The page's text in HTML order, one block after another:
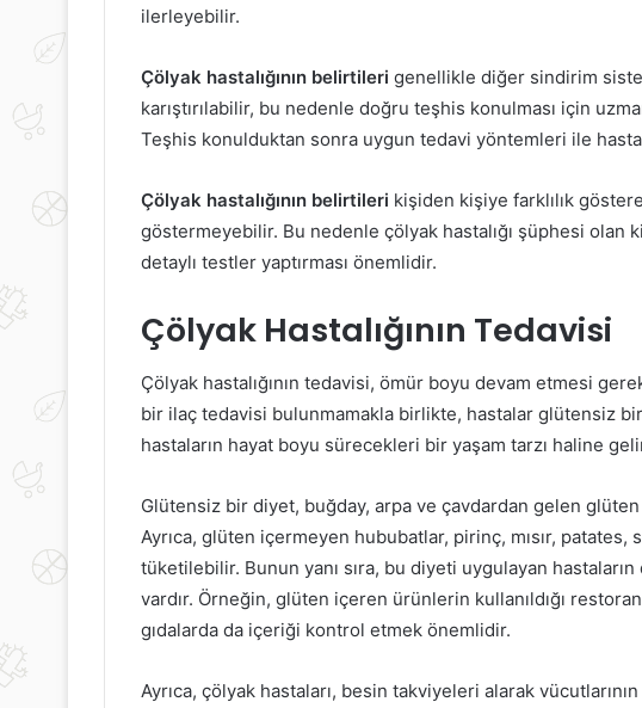
ilerleyebilir.
Çölyak hastalığının belirtileri genellikle diğer sindirim
karıştırılabilir, bu nedenle doğru teşhis konulması için
Teşhis konulduktan sonra uygun tedavi yöntemleri ile
Çölyak hastalığının belirtileri kişiden kişiye farklılık
göstermeyebilir. Bu nedenle çölyak hastalığı şüphesi olan
detaylı testler yaptırması önemlidir.
Çölyak Hastalığının Tedavisi
Çölyak hastalığının tedavisi, ömür boyu devam etmesi
bir ilaç tedavisi bulunmamakla birlikte, hastalar glütensiz
hastaların hayat boyu sürecekleri bir yaşam tarzı haline
Glütensiz bir diyet, buğday, arpa ve çavdardan gelen
Ayrıca, glüten içermeyen hububatlar, pirinç, mısır,
tüketilebilir. Bunun yanı sıra, bu diyeti uygulayan
vardır. Örneğin, glüten içeren ürünlerin kullanıldığı
gıdalarda da içeriği kontrol etmek önemlidir.
Ayrıca, çölyak hastaları, besin takviyeleri alarak
17 Ekim 2022
Anestezide yan etkilere dikkat
Zayıflama
Diyet Yapmadan